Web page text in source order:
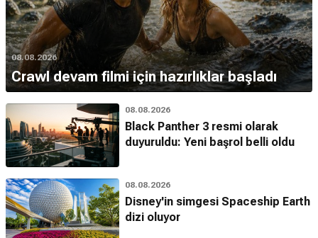
08.08.2026
Crawl devam filmi için hazırlıklar başladı
08.08.2026
Black Panther 3 resmi olarak
duyuruldu: Yeni başrol belli oldu
08.08.2026
Disney'in simgesi Spaceship Earth
dizi oluyor